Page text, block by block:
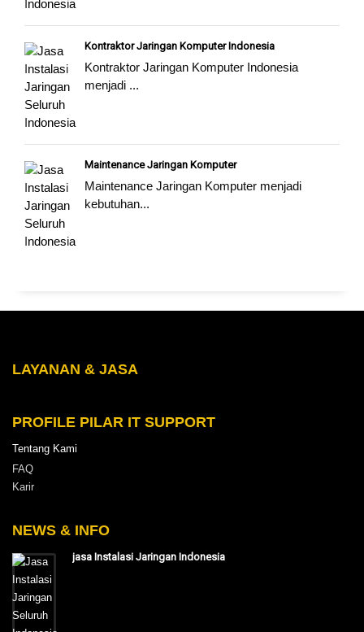
Kontraktor Jaringan Komputer Indonesia
Kontraktor Jaringan Komputer Indonesia
menjadi ...
Maintenance Jaringan Komputer
Maintenance Jaringan Komputer menjadi
kebutuhan...
LAYANAN & JASA
PROFILE PILAR IT SUPPORT
Tentang Kami
FAQ
Karir
NEWS & INFO
jasa Instalasi Jaringan Indonesia